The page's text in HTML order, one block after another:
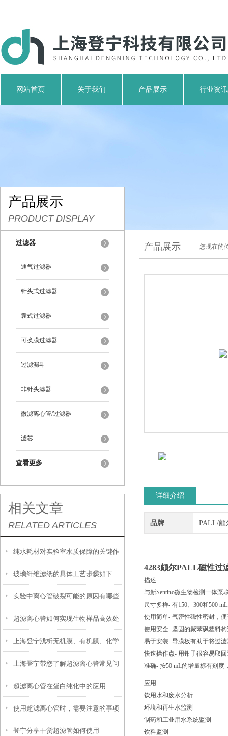
网站首页 关于我们 产品展示 行业资讯
产品展示
PRODUCT DISPLAY
过滤器
通气过滤器
针头式过滤器
囊式过滤器
可换膜过滤器
过滤漏斗
非针头滤器
微滤离心管/过滤器
滤芯
查看更多
相关文章
RELATED ARTICLES
纯水耗材对实验室水质保障的关键作
用
玻璃纤维滤纸的具体工艺步骤如下
实验中离心管破裂可能的原因有哪些
超滤离心管如何实现生物样品高效处
理
上海登宁浅析无机膜、有机膜、化学
法处理乳化油废水优缺点
上海登宁带您了解超滤离心管常见问
题及解决方法
超滤离心管在蛋白纯化中的应用
使用超滤离心管时，需要注意的事项
登宁分享干货超滤管如何使用
产品展示 您现在的
详细介绍
品牌 PALL/颇
4283颇尔PALL磁性过
描述
与新Sentino微生物检测一体泵
尺寸多样- 有150、300和500
使用简单- 气密性磁性密封，
使用安全- 坚固的聚苯砜塑料
易于安装- 导膜板有助于将过
快速操作点- 用钳子很容易取
准确- 按50 mL的增量标有刻度
应用
饮用水和废水分析
环境和再生水监测
制药和工业用水系统监测
饮料监测